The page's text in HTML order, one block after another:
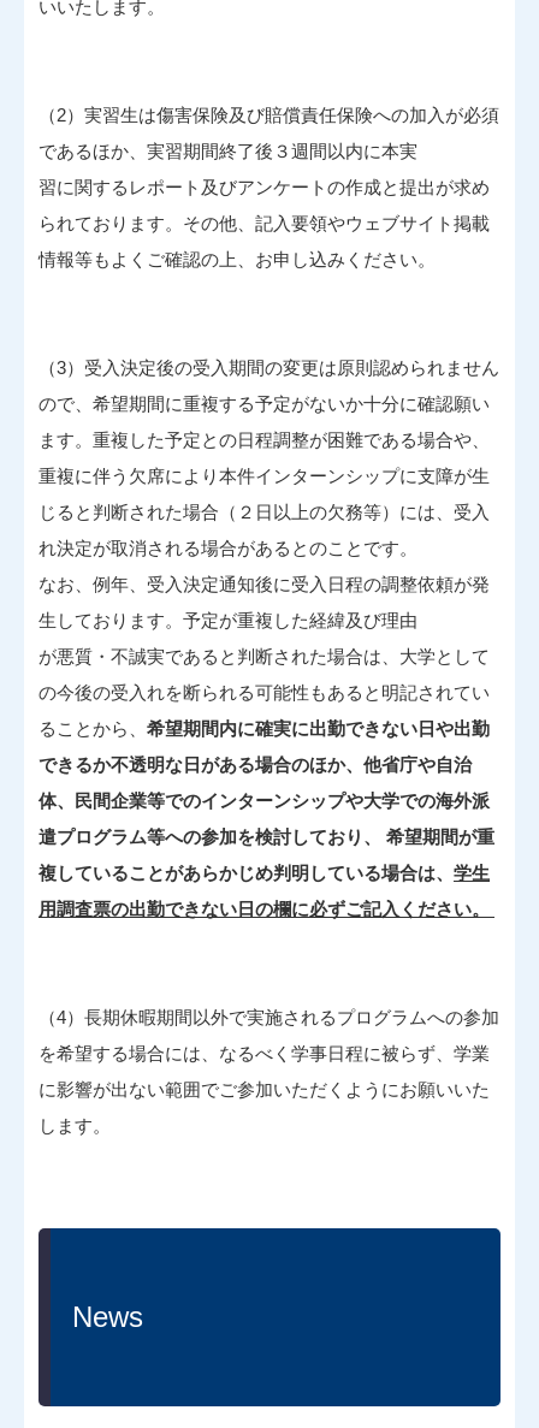
いいたします。
（2）実習生は傷害保険及び賠償責任保険への加入が必須
であるほか、実習期間終了後３週間以内に本実
習に関するレポート及びアンケートの作成と提出が求め
られております。その他、記入要領やウェブサイト掲載
情報等もよくご確認の上、お申し込みください。
（3）受入決定後の受入期間の変更は原則認められません
ので、希望期間に重複する予定がないか十分に確認願い
ます。重複した予定との日程調整が困難である場合や、
重複に伴う欠席により本件インターンシップに支障が生
じると判断された場合（２日以上の欠務等）には、受入
れ決定が取消される場合があるとのことです。
なお、例年、受入決定通知後に受入日程の調整依頼が発
生しております。予定が重複した経緯及び理由
が悪質・不誠実であると判断された場合は、大学として
の今後の受入れを断られる可能性もあると明記されてい
ることから、 希望期間内に確実に出勤できない日や出勤
できるか不透明な日がある場合のほか、他省庁や自治
体、民間企業等でのインターンシップや大学での海外派
遣プログラム等への参加を検討しており、 希望期間が重
複していることがあらかじめ判明している場合は、 学生
用調査票の出勤できない日の欄に必ずご記入ください。
（4）長期休暇期間以外で実施されるプログラムへの参加
を希望する場合には、なるべく学事日程に被らず、学業
に影響が出ない範囲でご参加いただくようにお願いいた
します。
News